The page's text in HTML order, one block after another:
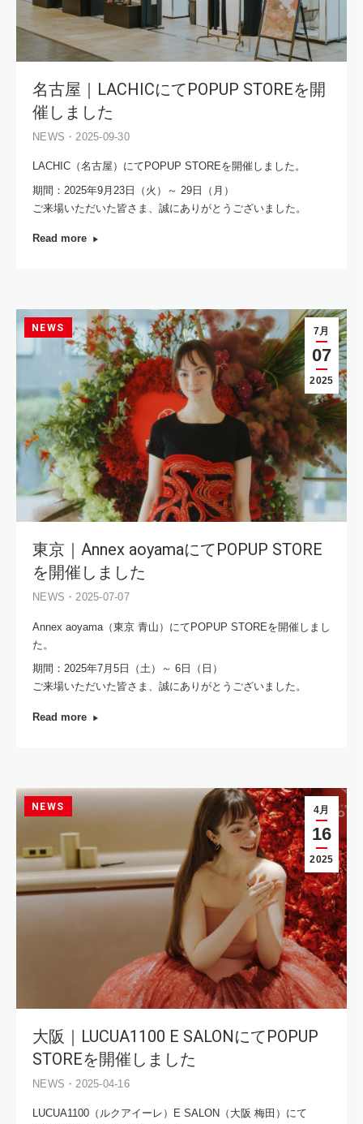
名古屋｜LACHICにてPOPUP STOREを開
催しました
NEWS・2025-09-30
LACHIC（名古屋）にてPOPUP STOREを開催しました。
期間：2025年9月23日（火）～ 29日（月）
ご来場いただいた皆さま、誠にありがとうございました。
Read more
NEWS 7月
07
2025
東京｜Annex aoyamaにてPOPUP STORE
を開催しました
NEWS・2025-07-07
Annex aoyama（東京 青山）にてPOPUP STOREを開催しまし
た。
期間：2025年7月5日（土）～ 6日（日）
ご来場いただいた皆さま、誠にありがとうございました。
Read more
NEWS 4月
16
2025
大阪｜LUCUA1100 E SALONにてPOPUP
STOREを開催しました
NEWS・2025-04-16
LUCUA1100（ルクアイーレ）E SALON（大阪 梅田）にて